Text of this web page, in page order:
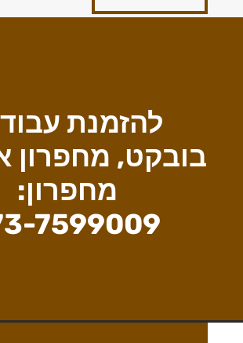
להזמנת
בובקט, מחפרון
מחפרון:
7599009